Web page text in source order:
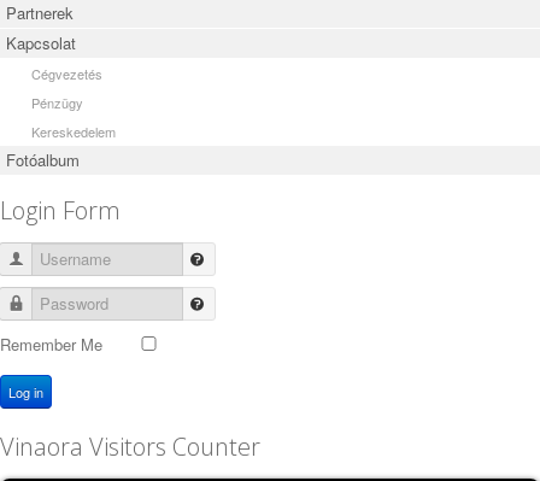
Partnerek
Kapcsolat
Cégvezetés
Pénzügy
Kereskedelem
Fotóalbum
Login Form
Username
Password
Remember Me
Log in
Vinaora Visitors Counter